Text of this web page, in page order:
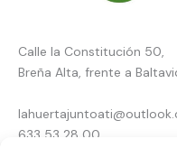
Calle la Constitución 50,
Breña Alta, frente a
633 53 28 00